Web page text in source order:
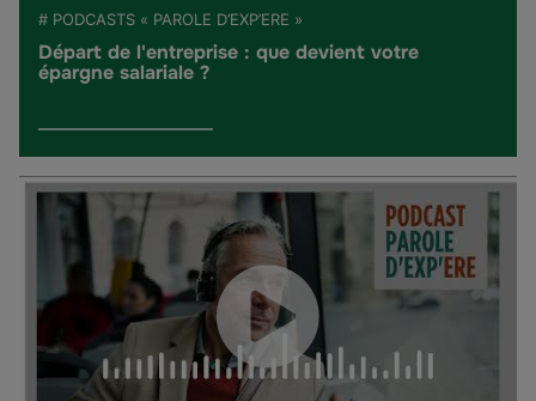
# PODCASTS « PAROLE D’EXP’ERE »
Départ de l'entreprise : que devient votre
épargne salariale ?